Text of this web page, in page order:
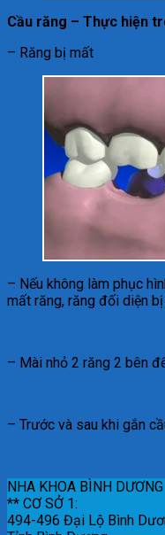
Cầu răng – Thực hiện
– Răng bị mất
– Nếu không làm phục
mất răng, răng đối diện
– Mài nhỏ 2 răng 2 bên
– Trước và sau khi gắn
NHA KHOA BÌNH DƯƠNG
** CƠ SỞ 1:
494-496 Đại Lộ Bình